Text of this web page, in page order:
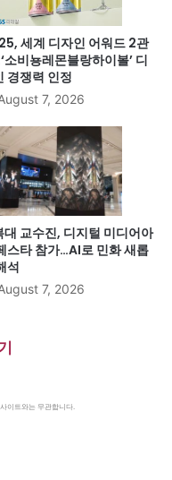
세계 디자인 어워드 2관
소비뇽레몬블랑하이볼’ 디
경쟁력 인정
7, 2026
대 교수진, 디지털 미디어아
스타 참가…AI로 민화 새롭
석
7, 2026
이트와는 무관합니다.